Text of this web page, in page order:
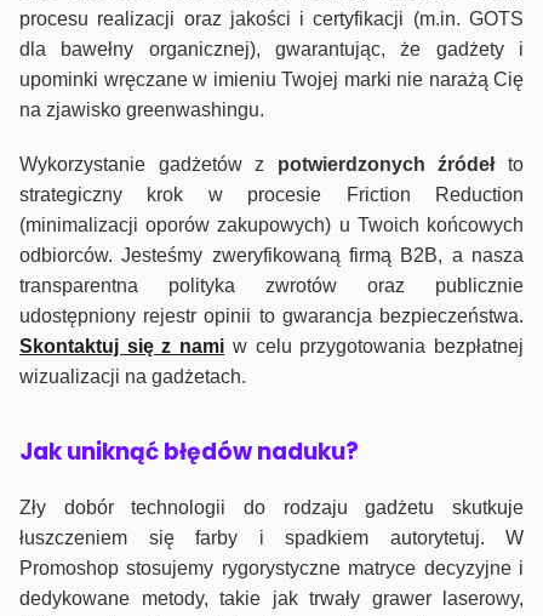
procesu realizacji oraz jakości i certyfikacji (m.in. GOTS
dla bawełny organicznej), gwarantując, że gadżety i
upominki wręczane w imieniu Twojej marki nie narażą Cię
na zjawisko greenwashingu.
Wykorzystanie gadżetów z potwierdzonych źródełto
strategiczny krok w procesie Friction Reduction
(minimalizacji oporów zakupowych) u Twoich końcowych
odbiorców. Jesteśmy zweryfikowaną firmą B2B, a nasza
transparentna polityka zwrotów oraz publicznie
udostępniony rejestr opinii to gwarancja bezpieczeństwa.
Skontaktuj się z nami w celu przygotowania bezpłatnej
wizualizacji na gadżetach.
Jak uniknąć błędów naduku?
Zły dobór technologii do rodzaju gadżetu skutkuje
łuszczeniem się farby i spadkiem autorytetuj. W
Promoshop stosujemy rygorystyczne matryce decyzyjne i
dedykowane metody, takie jak trwały grawer laserowy,